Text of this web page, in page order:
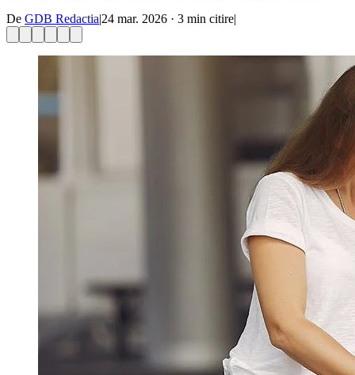
De GDB Redactia|24 mar. 2026 · 3 min citire|